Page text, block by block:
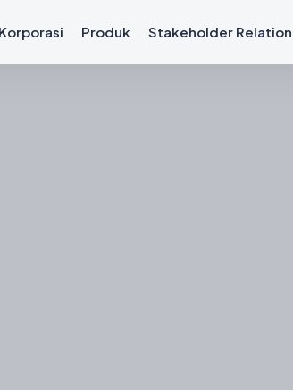
Korporasi Produk Stakeholder Relation